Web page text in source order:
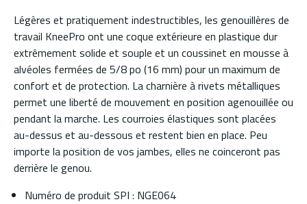
Légères et pratiquement indestructibles, les genouillères de
travail KneePro ont une coque extérieure en plastique dur
extrêmement solide et souple et un coussinet en mousse à
alvéoles fermées de 5/8 po (16 mm) pour un maximum de
confort et de protection. La charnière à rivets métalliques
permet une liberté de mouvement en position agenouillée ou
pendant la marche. Les courroies élastiques sont placées
au-dessus et au-dessous et restent bien en place. Peu
importe la position de vos jambes, elles ne coinceront pas
derrière le genou.
Numéro de produit SPI : NGE064